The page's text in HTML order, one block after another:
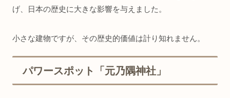
げ、日本の歴史に大きな影響を与えました。
小さな建物ですが、その歴史的価値は計り知れません。
パワースポット「元乃隅神社」